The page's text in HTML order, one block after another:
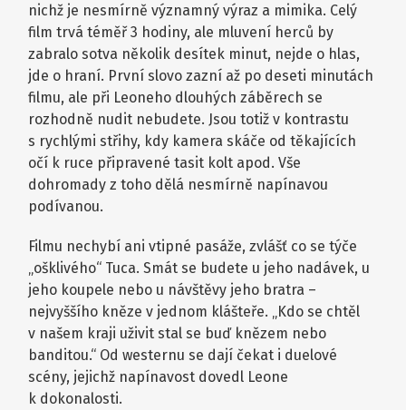
nichž je nesmírně významný výraz a mimika. Celý
film trvá téměř 3 hodiny, ale mluvení herců by
zabralo sotva několik desítek minut, nejde o hlas,
jde o hraní. První slovo zazní až po deseti minutách
filmu, ale při Leoneho dlouhých záběrech se
rozhodně nudit nebudete. Jsou totiž v kontrastu
s rychlými střihy, kdy kamera skáče od těkajících
očí k ruce připravené tasit kolt apod. Vše
dohromady z toho dělá nesmírně napínavou
podívanou.
Filmu nechybí ani vtipné pasáže, zvlášť co se týče
„ošklivého“ Tuca. Smát se budete u jeho nadávek, u
jeho koupele nebo u návštěvy jeho bratra –
nejvyššího kněze v jednom klášteře. „Kdo se chtěl
v našem kraji uživit stal se buď knězem nebo
banditou.“ Od westernu se dají čekat i duelové
scény, jejichž napínavost dovedl Leone
k dokonalosti.